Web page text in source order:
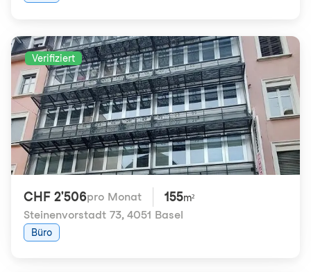
Verifiziert
CHF 2'506pro Monat 155m²
Steinenvorstadt 73, 4051 Basel
Büro